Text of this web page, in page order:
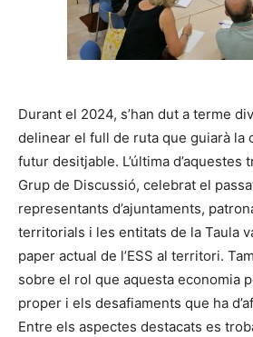
Durant el 2024, s’han dut a terme
delinear el full de ruta que guiarà la
futur desitjable. L’última d’aquestes
Grup de Discussió, celebrat el
representants d’ajuntaments,
territorials i les entitats de la Taula
paper actual de l’ESS al territori.
sobre el rol que aquesta economia
proper i els desafiaments que ha
Entre els aspectes destacats es